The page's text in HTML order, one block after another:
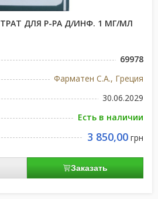
ДЛЯ Р-РА Д/ИНФ. 1 МГ/МЛ
69978
Фарматен С.А., Греция
30.06.2029
Есть в наличии
3 850,00 грн
Заказать